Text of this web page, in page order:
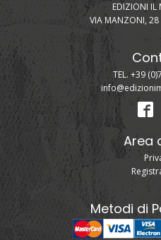
EDIZIONI IL
VIA MANZONI,
TEL. +39
Area
Metodi di